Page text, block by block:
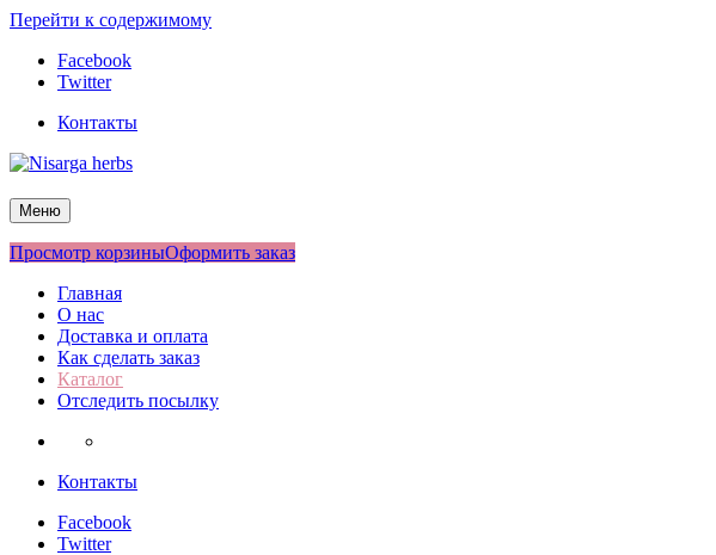
Перейти к содержимому
Facebook
Twitter
Контакты
Nisarga herbs
Меню
Просмотр корзиныОформить заказ
Главная
О нас
Доставка и оплата
Как сделать заказ
Каталог
Отследить посылку
Контакты
Facebook
Twitter